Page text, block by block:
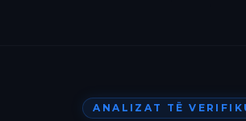
ANALIZAT TË